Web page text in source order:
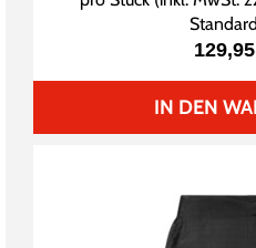
IN DEN